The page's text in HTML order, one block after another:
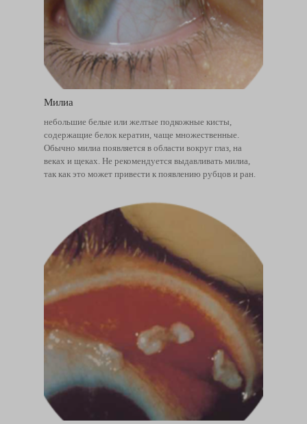
Милиа
небольшие белые или желтые подкожные кисты,
содержащие белок кератин, чаще множественные.
Обычно милиа появляется в области вокруг глаз, на
веках и щеках. Не рекомендуется выдавливать милиа,
так как это может привести к появлению рубцов и ран.